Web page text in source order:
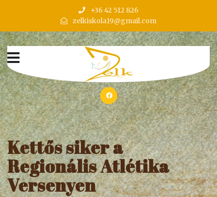
+36 42 512 826
zelkiskola19@gmail.com
Kettős siker a
Regionális Atlétika
Versenyen